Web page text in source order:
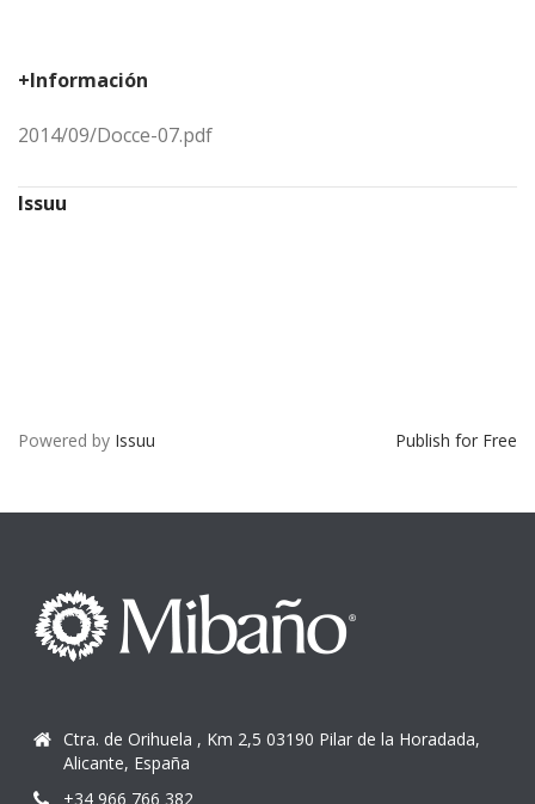
+Información
2014/09/Docce-07.pdf
Issuu
Powered by Issuu Publish for Free
Ctra. de Orihuela , Km 2,5 03190 Pilar de la Horadada,
Alicante, España
+34 966 766 382